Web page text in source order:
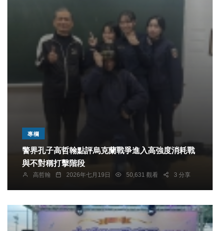
專欄
警界孔子高哲翰點評烏克蘭戰爭進入高強度消耗戰
與不對稱打擊階段
高哲翰 2026年七月19日 50,631 觀看 3 分享